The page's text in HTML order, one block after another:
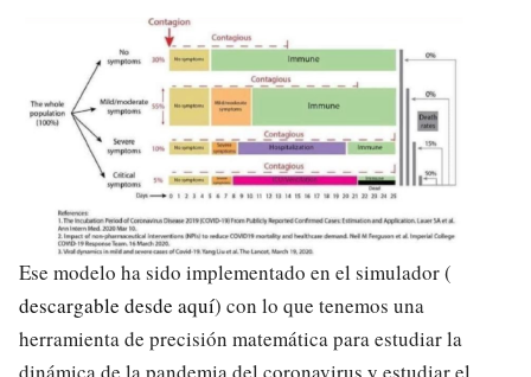
Ese modelo ha sido implementado en el simulador (​
descargable desde aquí) con lo que tenemos una
herramienta de precisión matemática para estudiar la